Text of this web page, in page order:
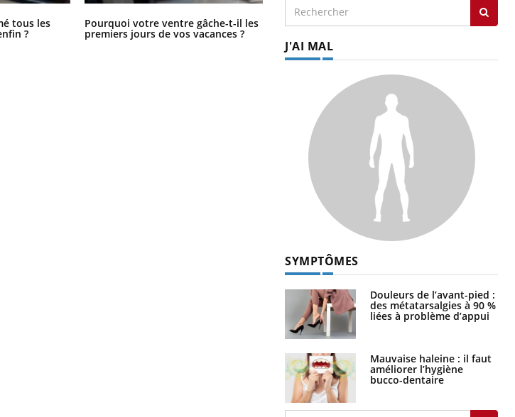
tous les
?
Pourquoi votre ventre gâche-t-il les
premiers jours de vos vacances ?
J'AI MAL
SYMPTÔMES
Douleurs de l’avant-pied :
des métatarsalgies à 90 %
liées à problème d’appui
Mauvaise haleine : il faut
améliorer l’hygiène
bucco-dentaire